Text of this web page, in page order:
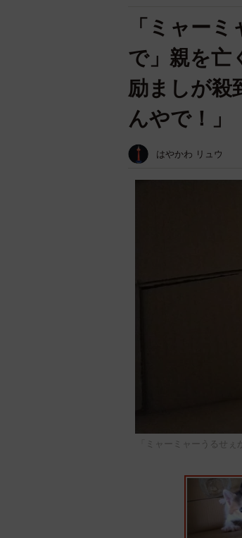
「ミャー
で」親を亡
励ましが殺
んやで！」
はやかわ リュウ
「ミャーミャーうるせ